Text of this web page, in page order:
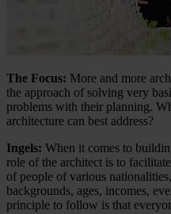
The Focus: More and more
the approach of solving very
problems with their planning.
architecture can best address?
Ingels: When it comes to
role of the architect is to
of people of various
backgrounds, ages, incomes,
principle to follow is that